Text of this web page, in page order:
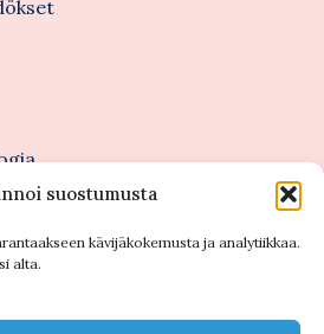
suostumusta
kävijäkokemusta ja analytiikkaa.
alta.